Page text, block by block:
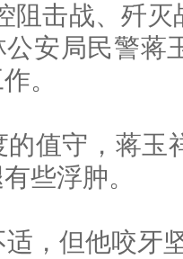
阻击战、歼
安局民警蒋
。
的值守，蒋玉
些浮肿。
，但他咬牙